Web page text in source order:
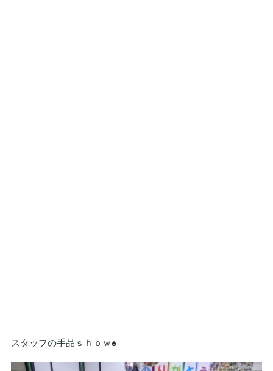
スタッフの手品ｓｈｏｗ♠